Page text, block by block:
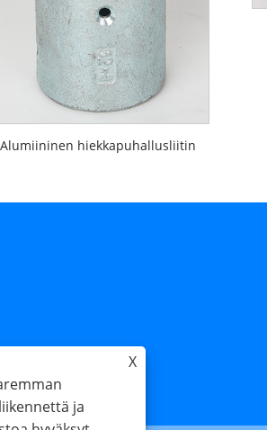
Alumiininen hiekkapuhallusliitin
X
ja